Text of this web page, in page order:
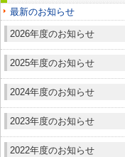
最新のお知らせ
2026年度のお知らせ
2025年度のお知らせ
2024年度のお知らせ
2023年度のお知らせ
2022年度のお知らせ